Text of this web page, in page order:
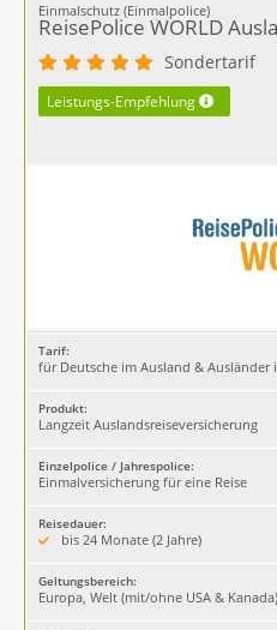
Einmalschutz (Einmalpolice)
ReisePolice WORLD
Sondertarif
Leistungs-Empfehlung
Tarif:
für Deutsche im Ausland & Ausländer
Produkt:
Langzeit Auslandsreiseversicherung
Einzelpolice / Jahrespolice:
Einmalversicherung für eine Reise
Reisedauer:
bis 24 Monate (2 Jahre)
Geltungsbereich:
Europa, Welt (mit/ohne USA & Kanada)